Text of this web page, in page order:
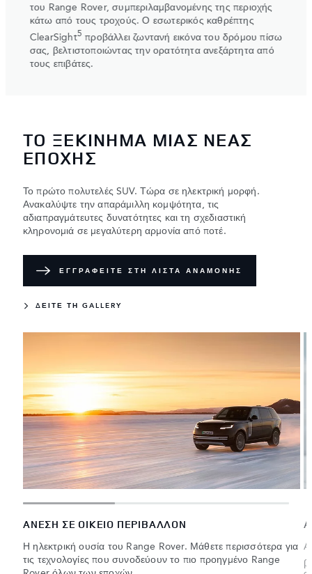
του Range Rover, συμπεριλαμβανομένης της περιοχής
κάτω από τους τροχούς. Ο εσωτερικός καθρέπτης
ClearSight5 προβάλλει ζωντανή εικόνα του δρόμου πίσω
σας, βελτιστοποιώντας την ορατότητα ανεξάρτητα από
τους επιβάτες.
ΤΟ ΞΕΚΙΝΗΜΑ ΜΙΑΣ ΝΕΑΣ
ΕΠΟΧΗΣ
Το πρώτο πολυτελές SUV. Τώρα σε ηλεκτρική μορφή.
Ανακαλύψτε την απαράμιλλη κομψότητα, τις
αδιαπραγμάτευτες δυνατότητες και τη σχεδιαστική
κληρονομιά σε μεγαλύτερη αρμονία από ποτέ.
ΕΓΓΡΑΦΕΙΤΕ ΣΤΗ ΛΙΣΤΑ ΑΝΑΜΟΝΗΣ
ΔΕΊΤΕ ΤΗ GALLERY
ΑΝΕΣΗ ΣΕ ΟΙΚΕΙΟ ΠΕΡΙΒΑΛΛΟΝ
Η ηλεκτρική ουσία του Range Rover. Μάθετε περισσότερα για
τις τεχνολογίες που συνοδεύουν το πιο προηγμένο Range